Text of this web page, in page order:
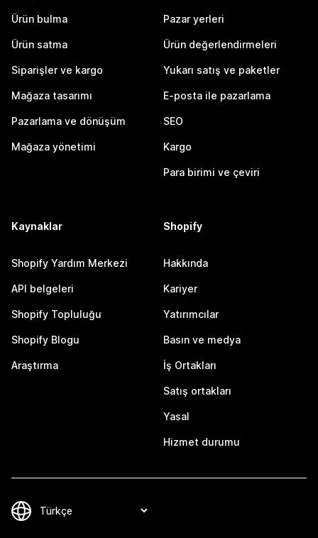
Ürün bulma
Ürün satma
Siparişler ve kargo
Mağaza tasarımı
Pazarlama ve dönüşüm
Mağaza yönetimi
Pazar yerleri
Ürün değerlendirmeleri
Yukarı satış ve paketler
E-posta ile pazarlama
SEO
Kargo
Para birimi ve çeviri
Kaynaklar
Shopify Yardım Merkezi
API belgeleri
Shopify Topluluğu
Shopify Blogu
Araştırma
Shopify
Hakkında
Kariyer
Yatırımcılar
Basın ve medya
İş Ortakları
Satış ortakları
Yasal
Hizmet durumu